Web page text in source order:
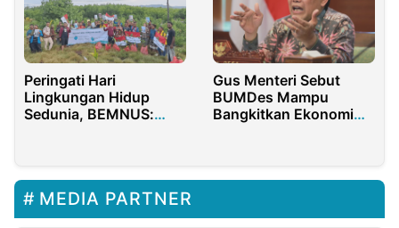
Peringati Hari
Lingkungan Hidup
Sedunia, BEMNUS:
Gus Menteri Sebut
BUMDes Mampu
Bangkitkan Ekonomi
MEDIA PARTNER